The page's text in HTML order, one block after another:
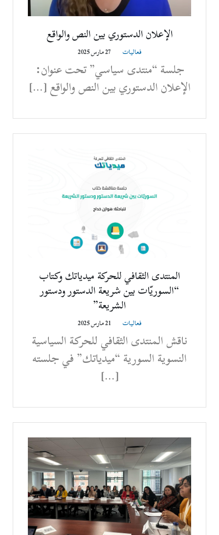
الإعلان الدستوري بين النص والواقع
فعاليات
جلسة “منتدى سياسي” تحت عنوان:
الإعلان الدستوري بين النص والواقع […]
المنتدى الثقافي للحركة ميدياتك وكتاب
“السوريّات بين شريعة الدستور ودستور
الشريعة”
فعاليات 21 مارس 2025
ناقش المنتدى الثقافي للحركة السياسية
النسوية السورية “ميدياتك” في جلسته
[…]